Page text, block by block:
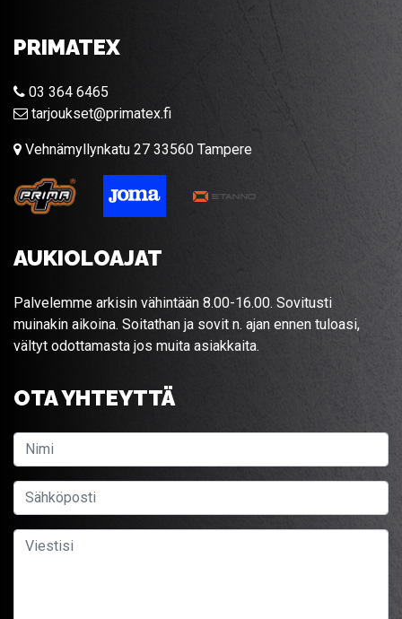
PRIMATEX
03 364 6465
tarjoukset@primatex.fi
Vehnämyllynkatu 27 33560 Tampere
AUKIOLOAJAT
Palvelemme arkisin vähintään 8.00-16.00. Sovitusti
muinakin aikoina. Soitathan ja sovit n. ajan ennen tuloasi,
vältyt odottamasta jos muita asiakkaita.
OTA YHTEYTTÄ